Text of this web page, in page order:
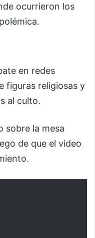
ocurrieron los
en redes
figuras religiosas y
al culto.
sobre la mesa
de que el video